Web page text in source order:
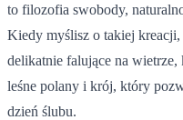
to filozofia swobody,
Kiedy myślisz o takiej
delikatnie falujące na
leśne polany i krój, który
dzień ślubu.